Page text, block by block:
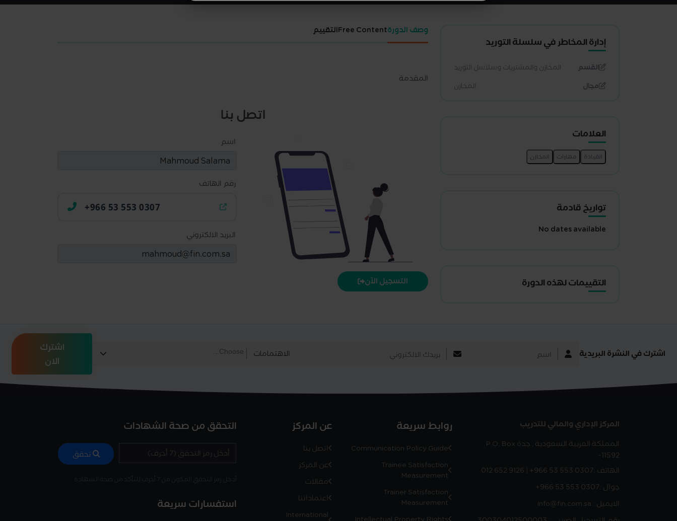
إدارة المخاطر في سلسلة التوريد
القسم
المخازن والمشتريات وسلاسل التوريد
مجال
المخازن
العلامات
تواريخ قادمة
No dates available
التقييمات لهذه الدورة
وصف الدورةFree Contentالتقييم
المقدمة
اتصل بنا
اسم
رقم الهاتف
+966 53 553 0307
البريد الالكتروني
التسجيل الآن
اشترك في النشرة البريدية الاهتمامات
اشترك
الان
المركز الإداري والمالي للتدريب
المملكة العربية السعودية , جدة P.O. Box
-11592
الهاتف :012 652 9126 | +966 53 553 0307
جوال :+966 53 553 0307
الايميل : info@fin.com.sa
روابط سريعة
Communication Policy Guide
Trainee Satisfaction
Measurement
Trainer Satisfaction
Measurement
عن المركز
اتصل بنا
عن المركز
مقالات
اعتماداتنا
International
التحقق من صحة الشهادات
تحقق
استفسارات سريعة